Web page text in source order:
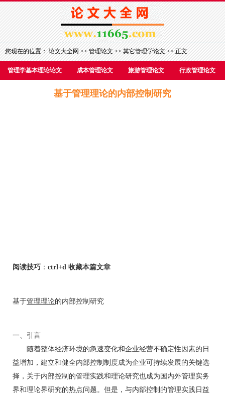
您现在的位置：论文大全网>>管理论文>>其它管理学论文>> 正文
管理学基本理论论文 成本管理论文 旅游管理论文 行政管理论文
基于管理理论的内部控制研究
阅读技巧 ： ctrl+d 收藏本篇文章
基于管理理论的内部控制研究
一、引言
随着整体经济环境的急速变化和企业经营不确定性因素的日
益增加，建立和健全内部控制制度成为企业可持续发展的关键选
择，关于内部控制的管理实践和理论研究也成为国内外管理实务
界和理论界研究的热点问题。但是，与内部控制的管理实践日益